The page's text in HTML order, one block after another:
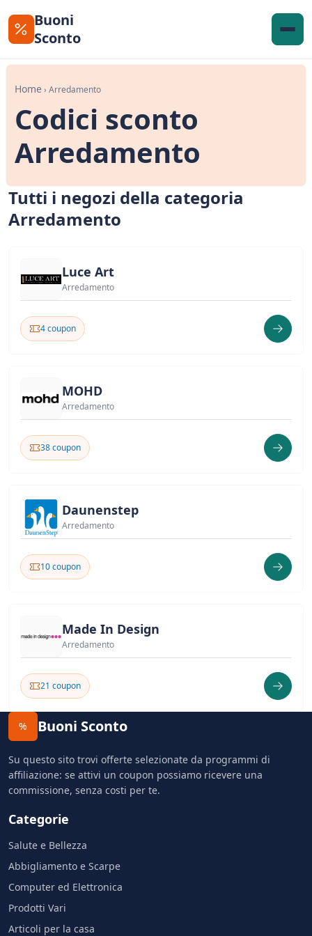
Buoni
Sconto
Home› Arredamento
Codici sconto
Arredamento
Tutti i negozi della categoria
Arredamento
Luce Art
Arredamento
4 coupon
MOHD
Arredamento
38 coupon
Daunenstep
Arredamento
10 coupon
Made In Design
Arredamento
21 coupon
% Buoni Sconto
Su questo sito trovi offerte selezionate da programmi di
affiliazione: se attivi un coupon possiamo ricevere una
commissione, senza costi per te.
Categorie
Salute e Bellezza
Abbigliamento e Scarpe
Computer ed Elettronica
Prodotti Vari
Articoli per la casa